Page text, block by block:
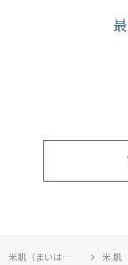
米肌（まいはだ）TOP